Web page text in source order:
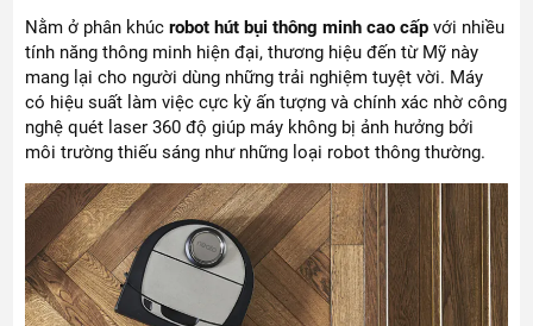
Nằm ở phân khúcrobot hút bụi thông minh cao cấp với nhiều
tính năng thông minh hiện đại, thương hiệu đến từ Mỹ này
mang lại cho người dùng những trải nghiệm tuyệt vời. Máy
có hiệu suất làm việc cực kỳ ấn tượng và chính xác nhờ công
nghệ quét laser 360 độ giúp máy không bị ảnh hưởng bởi
môi trường thiếu sáng như những loại robot thông thường.